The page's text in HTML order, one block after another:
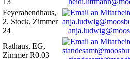
13
Feyerabendhaus,
2. Stock, Zimmer
24
Rathaus, EG,
Zimmer R0.03